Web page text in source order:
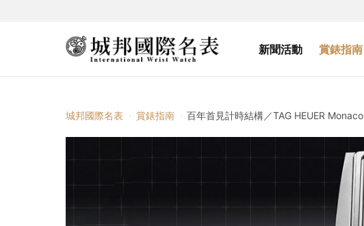
新聞活動 賞錶指南
城邦國際名表 賞錶指南 百年首見計時結構／TAG HEUER